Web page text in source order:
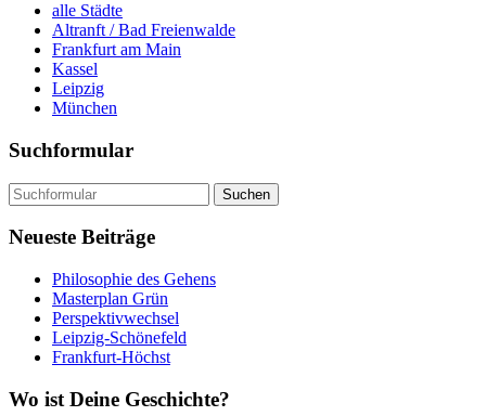
alle Städte
Altranft / Bad Freienwalde
Frankfurt am Main
Kassel
Leipzig
München
Suchformular
Suchen
nach:
Neueste Beiträge
Philosophie des Gehens
Masterplan Grün
Perspektivwechsel
Leipzig-Schönefeld
Frankfurt-Höchst
Wo ist Deine Geschichte?